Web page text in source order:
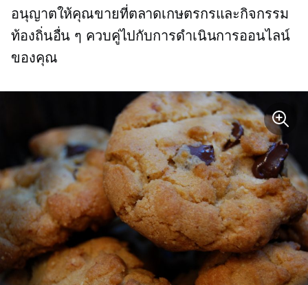
อนุญาตให้คุณขายที่ตลาดเกษตรกรและกิจกรรม
ท้องถิ่นอื่น ๆ ควบคู่ไปกับการดำเนินการออนไลน์
ของคุณ